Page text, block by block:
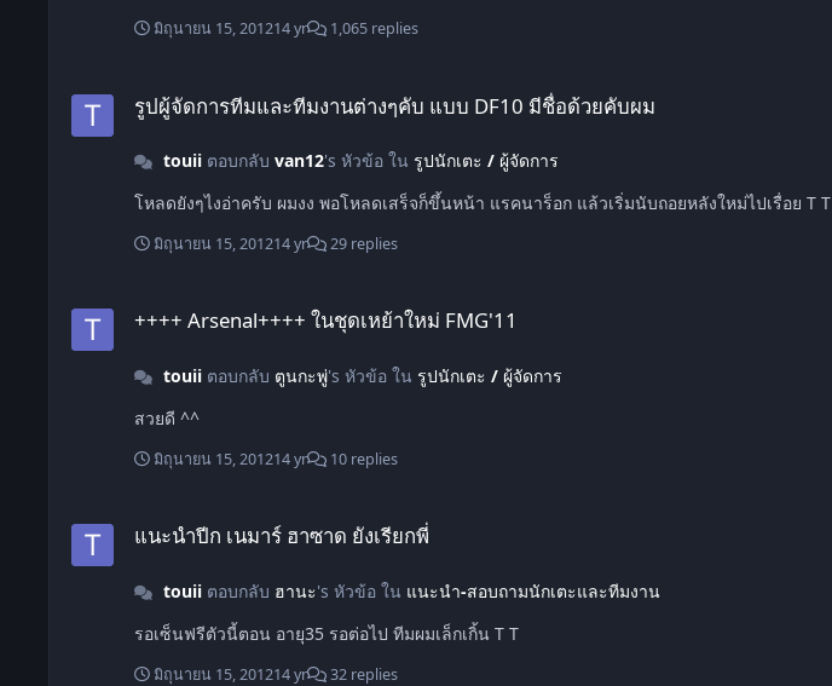
มิถุนายน 15, 201214 yr 1,065 replies
รูปผู้จัดการทีมและทีมงานต่างๆคับ แบบ DF10 มีชื่อด้วยคับผม
touiiตอบกลับ van12's หัวข้อ ใน รูปนักเตะ / ผู้จัดการ
โหลดยังๆไงอ่าครับ ผมงง พอโหลดเสร็จก็ขึ้นหน้า แรคนาร็อก แล้วเริ่มนับถอยหลังใหม่ไปเรื่อย T T
มิถุนายน 15, 201214 yr 29 replies
++++ Arsenal++++ ในชุดเหย้าใหม่ FMG'11
touiiตอบกลับ ตูนกะพู่'s หัวข้อ ใน รูปนักเตะ / ผู้จัดการ
สวยดี ^^
มิถุนายน 15, 201214 yr 10 replies
แนะนำปีก เนมาร์ ฮาซาด ยังเรียกพี่
touiiตอบกลับ ฮานะ's หัวข้อ ใน แนะนำ-สอบถามนักเตะและทีมงาน
รอเซ็นฟรีตัวนี้ตอน อายุ35 รอต่อไป ทีมผมเล็กเกิ้น T T
มิถุนายน 15, 201214 yr 32 replies